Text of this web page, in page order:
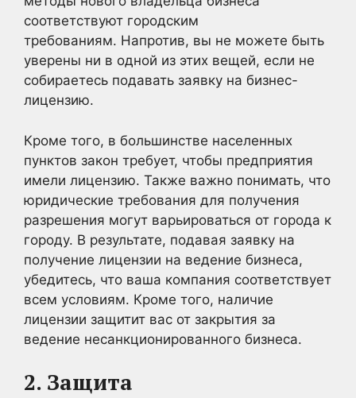
соответствуют городским
требованиям. Напротив, вы не можете быть
уверены ни в одной из этих вещей, если не
собираетесь подавать заявку на бизнес-
лицензию.
Кроме того, в большинстве населенных
пунктов закон требует, чтобы предприятия
имели лицензию. Также важно понимать, что
юридические требования для получения
разрешения могут варьироваться от города к
городу. В результате, подавая заявку на
получение лицензии на ведение бизнеса,
убедитесь, что ваша компания соответствует
всем условиям. Кроме того, наличие
лицензии защитит вас от закрытия за
ведение несанкционированного бизнеса.
2. Защита